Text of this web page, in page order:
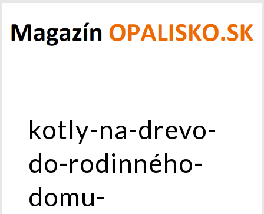
kotly-na-drevo-
do-rodinného-
domu-